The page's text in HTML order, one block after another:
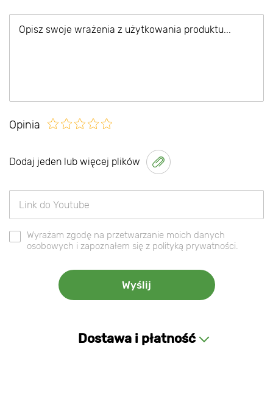
Opinia
Dodaj jeden lub więcej plików
Wyrażam zgodę na przetwarzanie moich danych
osobowych i zapoznałem się z polityką prywatności.
Dostawa i płatność